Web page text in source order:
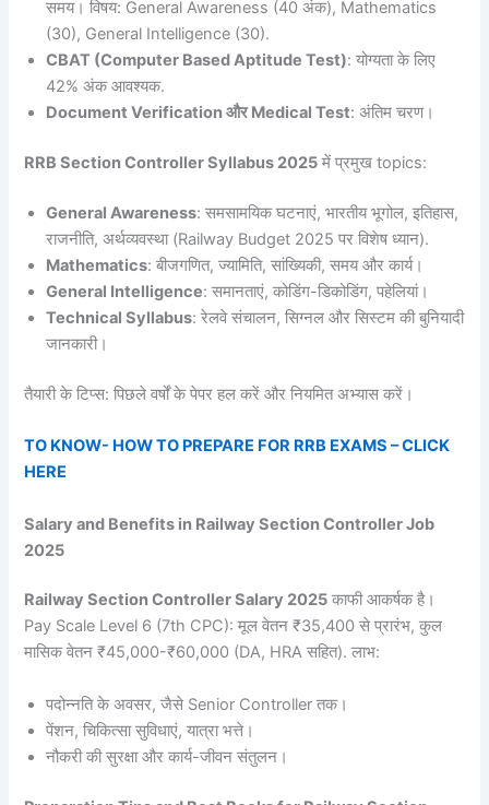
समय। विषय: General Awareness (40 अंक), Mathematics
(30), General Intelligence (30).
CBAT (Computer Based Aptitude Test): योग्यता के लिए
42% अंक आवश्यक.
Document VerificationऔरMedical Test: अंतिम चरण।
RRB Section Controller Syllabus 2025 में प्रमुख topics:
General Awareness: समसामयिक घटनाएं, भारतीय भूगोल, इतिहास,
राजनीति, अर्थव्यवस्था (Railway Budget 2025 पर विशेष ध्यान).
Mathematics: बीजगणित, ज्यामिति, सांख्यिकी, समय और कार्य।
General Intelligence: समानताएं, कोडिंग-डिकोडिंग, पहेलियां।
Technical Syllabus: रेलवे संचालन, सिग्नल और सिस्टम की बुनियादी
जानकारी।
तैयारी के टिप्स: पिछले वर्षों के पेपर हल करें और नियमित अभ्यास करें।
TO KNOW- HOW TO PREPARE FOR RRB EXAMS – CLICK
HERE
Salary and Benefits in Railway Section Controller Job
2025
Railway Section Controller Salary 2025 काफी आकर्षक है।
Pay Scale Level 6 (7th CPC): मूल वेतन ₹35,400 से प्रारंभ, कुल
मासिक वेतन ₹45,000-₹60,000 (DA, HRA सहित). लाभ:
पदोन्नति के अवसर, जैसे Senior Controller तक।
पेंशन, चिकित्सा सुविधाएं, यात्रा भत्ते।
नौकरी की सुरक्षा और कार्य-जीवन संतुलन।